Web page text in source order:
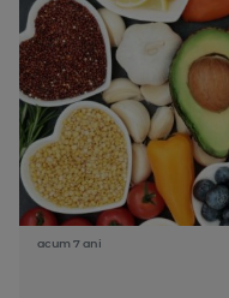
acum 7 ani